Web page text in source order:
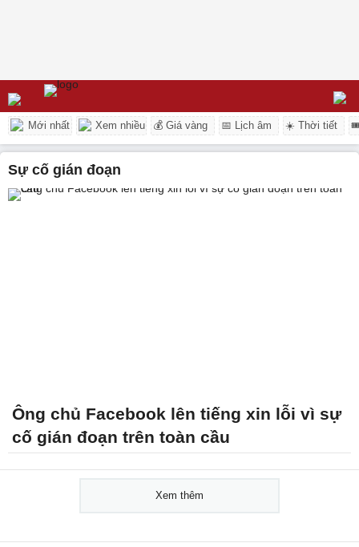
Mới nhất Xem nhiều 💰 Giá vàng 📅 Lịch âm ☀️ Thời tiết
sự cố gián đoạn
Ông chủ Facebook lên tiếng xin lỗi vì sự
cố gián đoạn trên toàn cầu
Xem thêm